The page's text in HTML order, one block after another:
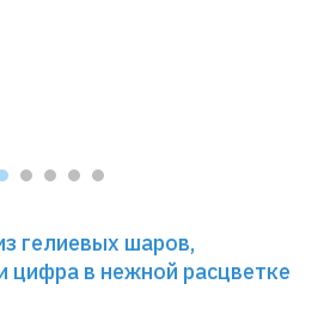
гелиевых шаров,
цифра в нежной расцветке